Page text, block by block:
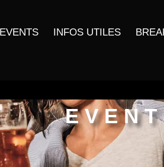
EVENTS INFOS UTILES